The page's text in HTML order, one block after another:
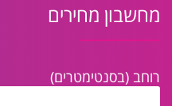
מחשבון מחירים
רוחב (בסנטימטרים)